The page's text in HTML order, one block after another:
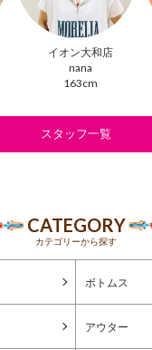
イオン大和店
nana
163cm
スタッフ一覧
CATEGORY
カテゴリーから探す
ボトムス
アウター